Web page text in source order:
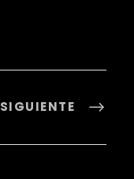
SIGUIENTE